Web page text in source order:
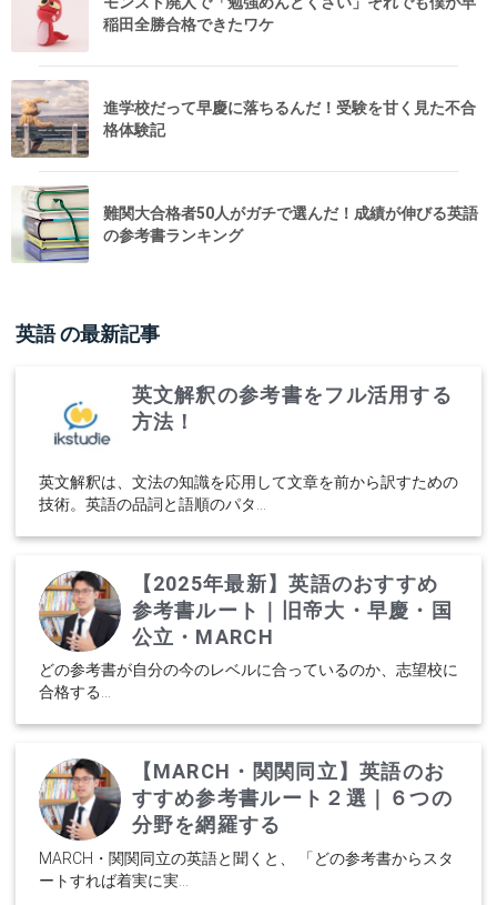
稲田全勝合格できたワケ
進学校だって早慶に落ちるんだ！受験を甘く見た不合
格体験記
難関大合格者50人がガチで選んだ！成績が伸びる英語
の参考書ランキング
英語の最新記事
英文解釈の参考書をフル活用する
方法！
英文解釈は、文法の知識を応用して文章を前から訳すための
技術。英語の品詞と語順のパタ...
【2025年最新】英語のおすすめ
参考書ルート｜旧帝大・早慶・国
公立・MARCH
どの参考書が自分の今のレベルに合っているのか、志望校に
合格する...
【MARCH・関関同立】英語のお
すすめ参考書ルート２選｜６つの
分野を網羅する
MARCH・関関同立の英語と聞くと、 「どの参考書からスタ
ートすれば着実に実...